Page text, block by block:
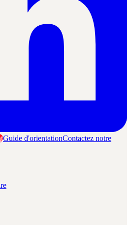
Guide d'orientationContactez notre